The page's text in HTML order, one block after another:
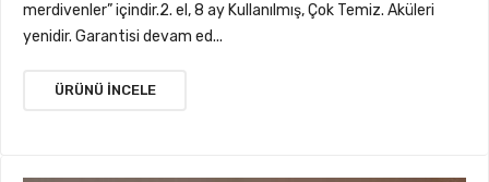
merdivenler” içindir.2. el, 8 ay Kullanılmış, Çok Temiz. Aküleri
yenidir. Garantisi devam ed...
ÜRÜNÜ İNCELE